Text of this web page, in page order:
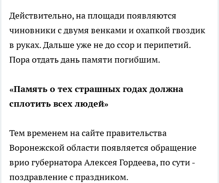
Действительно, на площади появляются
чиновники с двумя венками и охапкой гвоздик
в руках. Дальше уже не до ссор и перипетий.
Пора отдать дань памяти погибшим.
«Память о тех страшных годах должна
сплотить всех людей»
Тем временем на сайте правительства
Воронежской области появляется обращение
врио губернатора Алексея Гордеева, по сути -
поздравление с праздником.